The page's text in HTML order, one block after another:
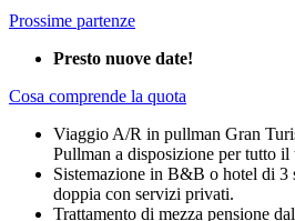
Prossime partenze
Presto nuove date!
Cosa comprende la quota
Viaggio A/R in pullman Gran
Pullman a disposizione per tutto il
Sistemazione in B&B o hotel di 3
doppia con servizi privati.
Trattamento di mezza pensione